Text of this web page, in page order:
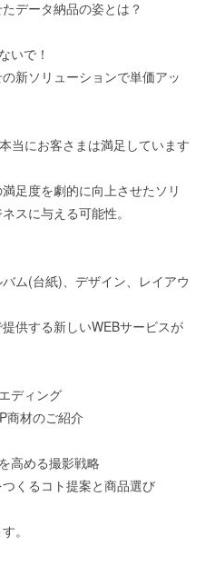
データ納品の姿とは？
いで！
新ソリューションで単価アッ
当にお客さまは満足しています
足度を劇的に向上させたソリ
スに与える可能性。
ム(台紙)、デザイン、レイアウ
供する新しいWEBサービスが
ディング
商材のご紹介
高める撮影戦略
くるコト提案と商品選び
。